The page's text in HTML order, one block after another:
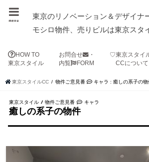
東京のリノベーション＆デザイナ
モシロ物件、売りビルは東京スタ
menu
HOW TO
東京スタイル
お問合せ
・
内覧
FORM
♡東京スタイ
CCについて
東京スタイルCC 物件ご意見番 キャラ : 癒しの系子の物
東京スタイル / 物件ご意見番 キャラ
癒しの系子の物件